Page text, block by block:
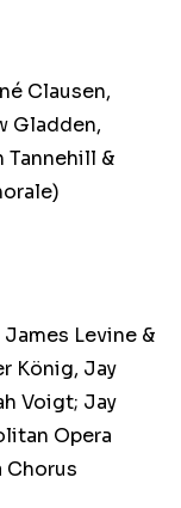
Clausen,
Gladden,
Tannehill &
Levine &
König, Jay
Voigt; Jay
Opera
Chorus